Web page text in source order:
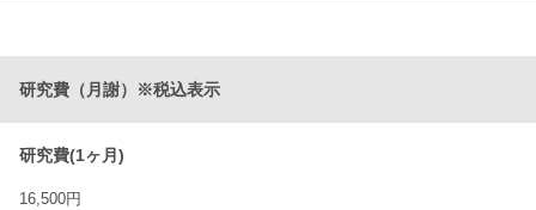
研究費（月謝）※税込表示
研究費(1ヶ月)
16,500円